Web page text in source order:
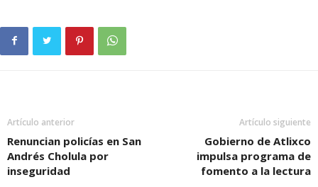
Artículo anterior
Renuncian policías en San
Andrés Cholula por
inseguridad
Artículo siguiente
Gobierno de Atlixco
impulsa programa de
fomento a la lectura